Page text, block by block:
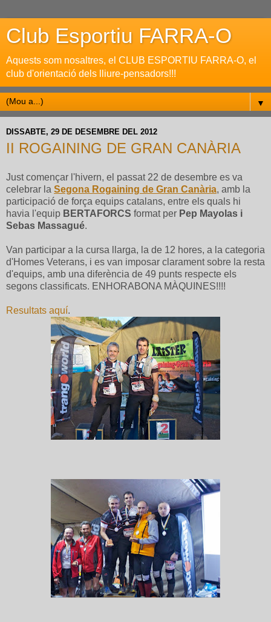
Club Esportiu FARRA-O
Aquests som nosaltres, el CLUB ESPORTIU FARRA-O, el
club d'orientació dels lliure-pensadors!!!
▼
DISSABTE, 29 DE DESEMBRE DEL 2012
II ROGAINING DE GRAN CANÀRIA
Just començar l'hivern, el passat 22 de desembre es va
celebrar la Segona Rogaining de Gran Canària, amb la
participació de força equips catalans, entre els quals hi
havia l'equip BERTAFORCS format per Pep Mayolas i
Sebas Massagué.
Van participar a la cursa llarga, la de 12 hores, a la categoria
d'Homes Veterans, i es van imposar clarament sobre la resta
d'equips, amb una diferència de 49 punts respecte els
segons classificats. ENHORABONA MÀQUINES!!!!
Resultats aquí.